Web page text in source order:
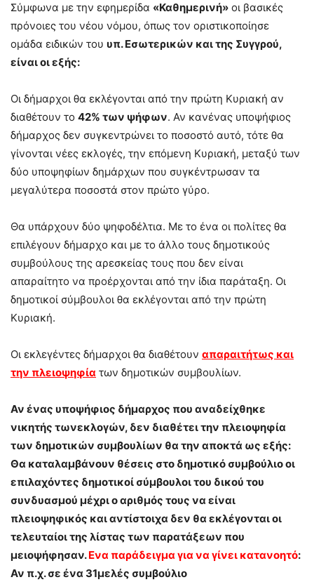
Σύμφωνα με την εφημερίδα «Καθημερινή» οι βασικές
πρόνοιες του νέου νόμου, όπως τον οριστικοποίησε
ομάδα ειδικών του υπ. Εσωτερικών και της Συγγρού,
είναι οι εξής:
Οι δήμαρχοι θα εκλέγονται από την πρώτη Κυριακή αν
διαθέτουν το 42% των ψήφων. Αν κανένας υποψήφιος
δήμαρχος δεν συγκεντρώνει το ποσοστό αυτό, τότε θα
γίνονται νέες εκλογές, την επόμενη Κυριακή, μεταξύ των
δύο υποψηφίων δημάρχων που συγκέντρωσαν τα
μεγαλύτερα ποσοστά στον πρώτο γύρο.
Θα υπάρχουν δύο ψηφοδέλτια. Με το ένα οι πολίτες θα
επιλέγουν δήμαρχο και με το άλλο τους δημοτικούς
συμβούλους της αρεσκείας τους που δεν είναι
απαραίτητο να προέρχονται από την ίδια παράταξη. Οι
δημοτικοί σύμβουλοι θα εκλέγονται από την πρώτη
Κυριακή.
Οι εκλεγέντες δήμαρχοι θα διαθέτουν απαραιτήτως και
την πλειοψηφία των δημοτικών συμβουλίων.
Αν ένας υποψήφιος δήμαρχος που αναδείχθηκε
νικητής τωνεκλογών, δεν διαθέτει την πλειοψηφία
των δημοτικών συμβουλίων θα την αποκτά ως εξής:
Θα καταλαμβάνουν θέσεις στο δημοτικό συμβούλιο οι
επιλαχόντες δημοτικοί σύμβουλοι του δικού του
συνδυασμού μέχρι ο αριθμός τους να είναι
πλειοψηφικός και αντίστοιχα δεν θα εκλέγονται οι
τελευταίοι της λίστας των παρατάξεων που
μειοψήφησαν.Ενα παράδειγμα για να γίνει κατανοητό:
Αν π.χ. σε ένα 31μελές συμβούλιο